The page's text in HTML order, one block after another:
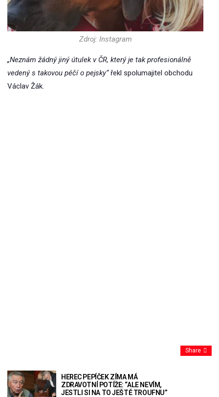
Zdroj: Instagram
„Neznám žádný jiný útulek v ČR, který je tak profesionálně
vedený s takovou péčí o pejsky“řekl spolumajitel obchodu
Václav Žák.
Share
HEREC PEPÍČEK ZÍMA MÁ
ZDRAVOTNÍ POTÍŽE: “ALE NEVÍM,
JESTLI SI NA TO JEŠTĚ TROUFNU”